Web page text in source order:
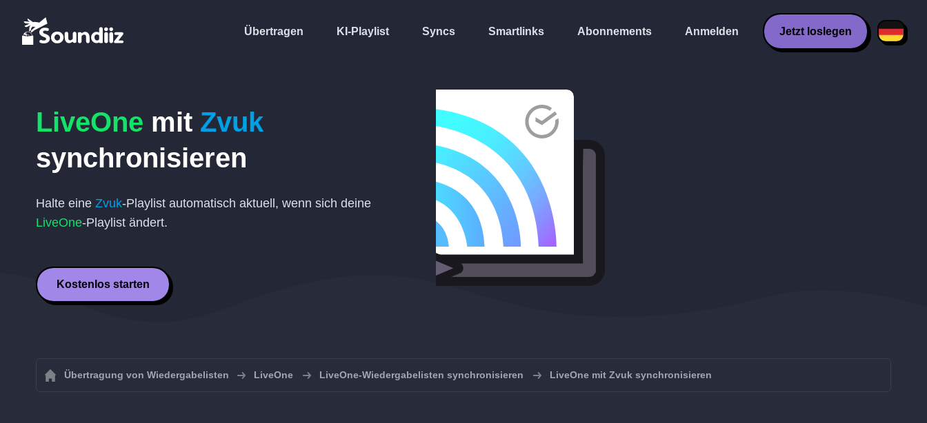
Übertragen KI-Playlist Syncs Smartlinks Abonnements Anmelden Jetzt loslegen
LiveOne mit Zvuk
synchronisieren
Halte eine Zvuk-Playlist automatisch aktuell, wenn sich deine
LiveOne-Playlist ändert.
Kostenlos starten
Übertragung von Wiedergabelisten LiveOne LiveOne-Wiedergabelisten synchronisieren LiveOne mit Zvuk synchronisieren